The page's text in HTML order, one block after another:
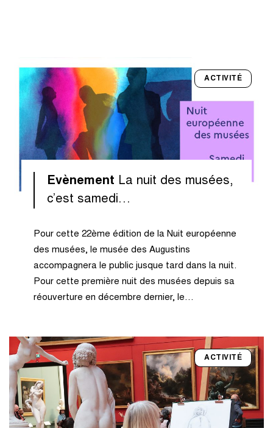
ACTIVITÉ
Evènement La nuit des musées,
c’est samedi…
Pour cette 22ème édition de la Nuit européenne
des musées, le musée des Augustins
accompagnera le public jusque tard dans la nuit.
Pour cette première nuit des musées depuis sa
réouverture en décembre dernier, le…
ACTIVITÉ